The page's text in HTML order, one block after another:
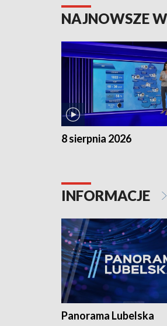
NAJNOWSZE
8 sierpnia 2026
INFORMACJE
Panorama Lubelska